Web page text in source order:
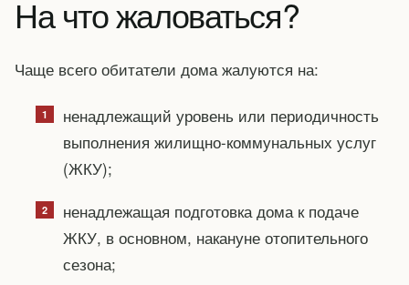
На что жаловаться?
Чаще всего обитатели дома жалуются на:
ненадлежащий уровень или периодичность
выполнения жилищно-коммунальных услуг
(ЖКУ);
ненадлежащая подготовка дома к подаче
ЖКУ, в основном, накануне отопительного
сезона;